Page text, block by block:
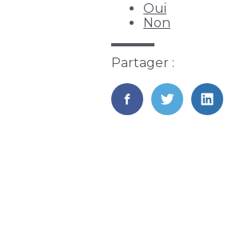
Oui
Non
Partager :
FaceBook
Twitter